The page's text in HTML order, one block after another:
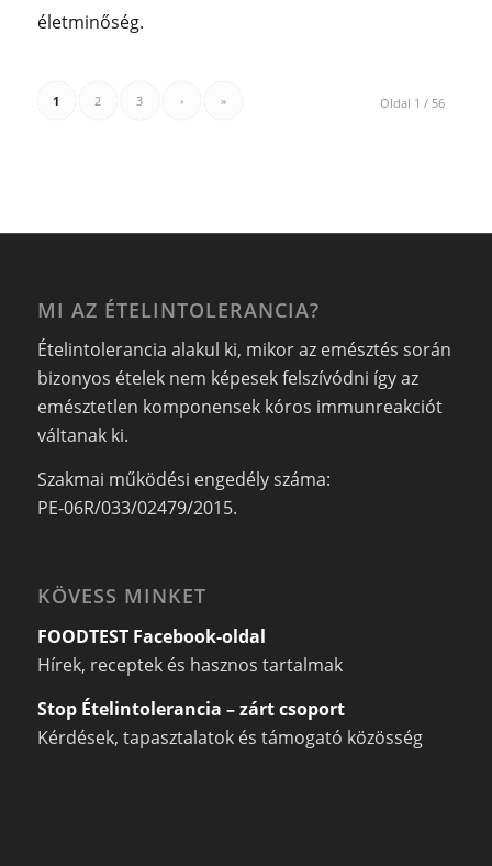
életminőség.
Oldal 1 / 56
1 2 3 › »
MI AZ ÉTELINTOLERANCIA?
Ételintolerancia alakul ki, mikor az emésztés során
bizonyos ételek nem képesek felszívódni így az
emésztetlen komponensek kóros immunreakciót
váltanak ki.
Szakmai működési engedély száma:
PE-06R/033/02479/2015.
KÖVESS MINKET
FOODTEST Facebook-oldal
Hírek, receptek és hasznos tartalmak
Stop Ételintolerancia – zárt csoport
Kérdések, tapasztalatok és támogató közösség